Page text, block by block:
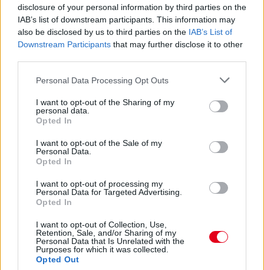
disclosure of your personal information by third parties on the
IAB’s list of downstream participants. This information may
also be disclosed by us to third parties on the IAB’s List of
Downstream Participants that may further disclose it to other
Please note that this website/app uses one or more Google
not limited to your visit or usage behaviour. You may click to
grant or deny consent to Google and its third-party tags to
use your data for below specified purposes in below Google
consent section.
Personal Data Processing Opt Outs
I want to opt-out of the Sharing of my
personal data.
Opted In
I want to opt-out of the Sale of my
Personal Data.
Opted In
I want to opt-out of processing my
Personal Data for Targeted Advertising.
Opted In
I want to opt-out of Collection, Use,
Retention, Sale, and/or Sharing of my
Personal Data that Is Unrelated with the
Purposes for which it was collected.
Opted Out
3 napja
Megvan, mikor kezdődik az F1-es Bahreini Nagydíj